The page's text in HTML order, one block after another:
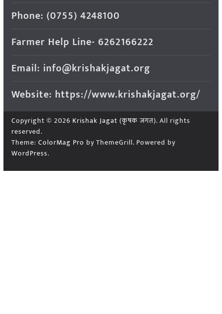
Phone: (0755) 4248100
Farmer Help Line- 6262166222
Email: info@krishakjagat.org
Website: https://www.krishakjagat.org/
Copyright © 2026 Krishak Jagat (कृषक जगत). All rights
reserved.
Theme: ColorMag Pro by ThemeGrill. Powered by
WordPress.